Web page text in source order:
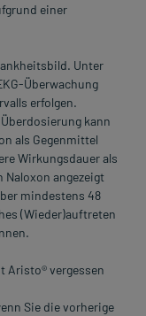
einer
Unter
Überwachung
erfolgen.
kann
als Gegenmittel
Wirkungsdauer als
Naloxon angezeigt
mindestens 48
(Wieder)auftreten
Aristo® vergessen
Sie die vorherige